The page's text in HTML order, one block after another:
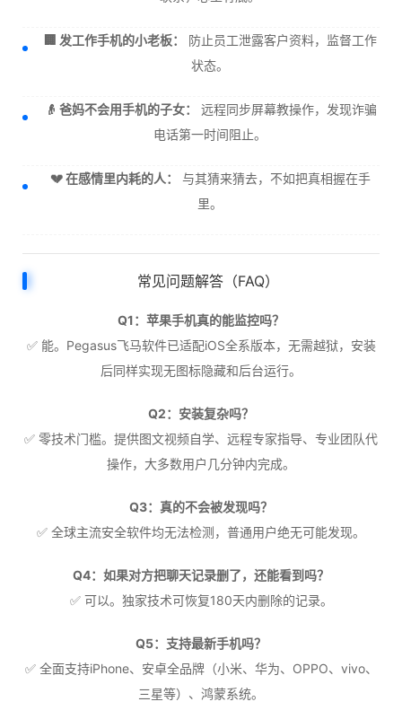
🏢 发工作手机的小老板：
防止员工泄露客户资料，监督工作
状态。
👴 爸妈不会用手机的子女：
远程同步屏幕教操作，发现诈骗
电话第一时间阻止。
💔 在感情里内耗的人：
与其猜来猜去，不如把真相握在手
里。
常见问题解答（FAQ）
Q1：苹果手机真的能监控吗？
✅ 能。Pegasus飞马软件已适配iOS全系版本，无需越狱，安装
后同样实现无图标隐藏和后台运行。
Q2：安装复杂吗？
✅ 零技术门槛。提供图文视频自学、远程专家指导、专业团队代
操作，大多数用户几分钟内完成。
Q3：真的不会被发现吗？
✅ 全球主流安全软件均无法检测，普通用户绝无可能发现。
Q4：如果对方把聊天记录删了，还能看到吗？
✅ 可以。独家技术可恢复180天内删除的记录。
Q5：支持最新手机吗？
✅ 全面支持iPhone、安卓全品牌（小米、华为、OPPO、vivo、
三星等）、鸿蒙系统。